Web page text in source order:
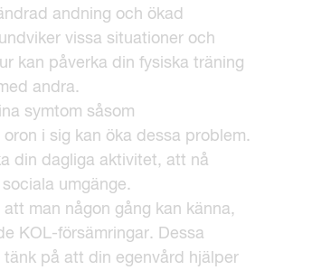
andning och ökad
vissa situationer och
kan påverka din fysiska träning
andra.
symtom såsom
i sig kan öka dessa problem.
din dagliga aktivitet, att nå
umgänge.
att man någon gång kan känna,
KOL-försämringar. Dessa
tänk på att din egenvård hjälper